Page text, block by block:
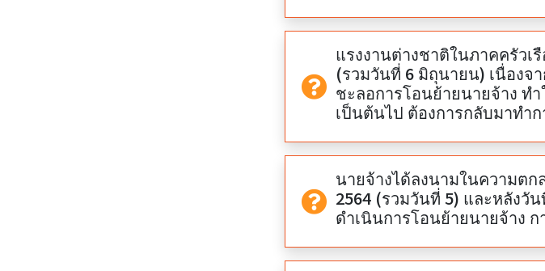
แรงงานต่างชาติในภาคครัว
(รวมวันที่ 6 มิถุนายน) เนื่องจ
ชะลอการโอนย้ายนายจ้าง ท
เป็นต้นไป ต้องการกลับมาทำ
นายจ้างได้ลงนามในความต
2564 (รวมวันที่ 5) และหลังวั
ดำเนินการโอนย้ายนายจ้าง